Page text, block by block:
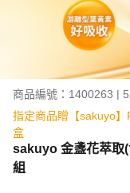
商品編號：1400263 |
指定商品贈【sakuyo
盒
sakuyo 金盞花萃取(
組